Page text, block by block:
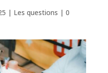
| Les questions | 0